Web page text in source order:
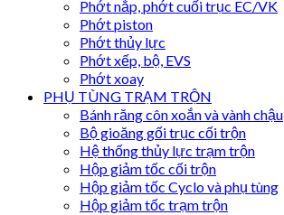
Phớt nắp, phớt cuối trục EC/VK
Phớt piston
Phớt thủy lực
Phớt xếp, bộ, EVS
Phớt xoay
PHỤ TÙNG TRẠM TRỘN
Bánh răng côn xoắn và vành chậu
Bộ gioăng gối trục cối trộn
Hệ thống thủy lực trạm trộn
Hộp giảm tốc cối trộn
Hộp giảm tốc Cyclo và phụ tùng
Hộp giảm tốc trạm trộn